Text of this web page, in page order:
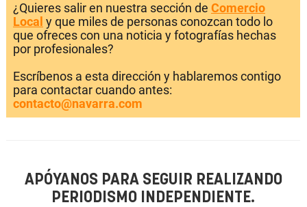
¿Quieres salir en nuestra sección de Comercio
Local y que miles de personas conozcan todo lo
que ofreces con una noticia y fotografías hechas
por profesionales?
Escríbenos a esta dirección y hablaremos contigo
para contactar cuando antes:
contacto@navarra.com
APÓYANOS PARA SEGUIR REALIZANDO
PERIODISMO INDEPENDIENTE.